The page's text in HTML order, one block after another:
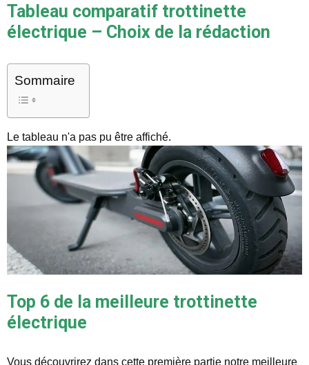
Tableau comparatif trottinette
électrique – Choix de la rédaction
Sommaire
Le tableau n'a pas pu être affiché.
Top 6 de la meilleure trottinette
électrique
Vous découvrirez dans cette première partie notre meilleure